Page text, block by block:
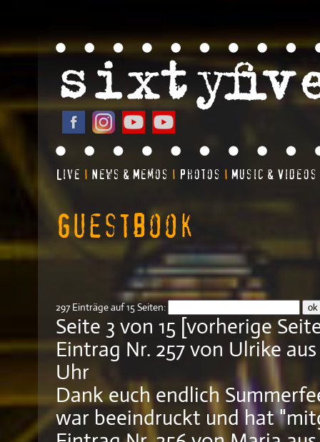
Live | News & Memos | Photos | Music & Videos
Guestbook
297 Einträge auf 15 Seiten:
Seite 3 von 15 [vorherige
Eintrag Nr. 257von Ulrike
Uhr
Dank euch endlich
war beeindruckt und hat